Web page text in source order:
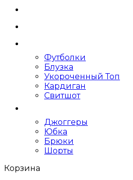
Футболки
Блузка
Укороченный Топ
Кардиган
Свитшот
Джоггеры
Юбка
Брюки
Шорты
Корзина